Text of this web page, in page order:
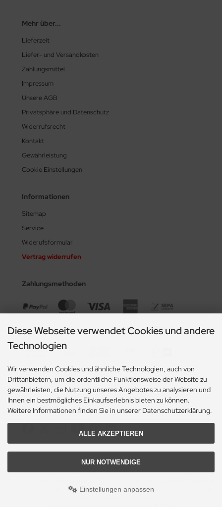
Mehr über...
Lieferzeit
Liefer- und Versandkosten
Zahlungsmittel
Impressum
Unsere AGB
Privatsphäre und Datenschutz
Widerrufsrecht
Kontakt
Gewährleistung
Cookie Einstellungen
Informationen
Sitemap
Service
Widerufsformular
Vertrag widerrufen
Zahlungsmethoden
Social Media
Alle Preise inkl. gesetzl. MwSt. zzgl.Versandkosten. Die durchgestrichenen Preise
Reinigungsgeraete, Reinigungsbedarf, MoppShop © 2026 | Template © 2009-2026 by
Diese Webseite verwendet Cookies und andere
Technologien
Wir verwenden Cookies und ähnliche Technologien, auch von
Drittanbietern, um die ordentliche Funktionsweise der Website zu
gewährleisten, die Nutzung unseres Angebotes zu analysieren und
Ihnen ein bestmögliches Einkaufserlebnis bieten zu können.
Weitere Informationen finden Sie in unserer Datenschutzerklärung.
ALLE AKZEPTIEREN
NUR NOTWENDIGE
Einstellungen anpassen